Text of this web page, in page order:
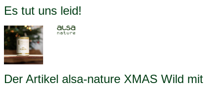
alsa-nature XMAS Wild mit Süßkartoffeln und Preiselbeeren
Es tut uns leid!
Der Artikel alsa-nature XMAS Wild mit